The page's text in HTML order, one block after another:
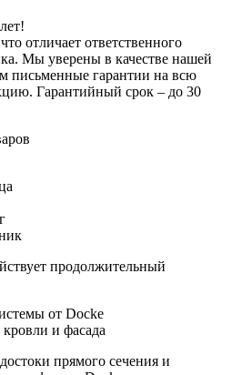
отличает ответственного
Мы уверены в качестве нашей
письменные гарантии на всю
Гарантийный срок – до 30
продолжительный
от Docke
и фасада
прямого сечения и